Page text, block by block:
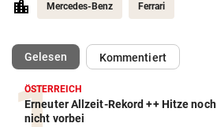
Mercedes-Benz Ferrari
Gelesen(ausgewählt)Kommentiert
ÖSTERREICH
Erneuter Allzeit-Rekord ++ Hitze noch
nicht vorbei
Action-Cam Vergleich